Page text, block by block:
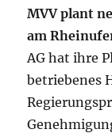
MVV plant
am
AG hat ihre
betriebenes